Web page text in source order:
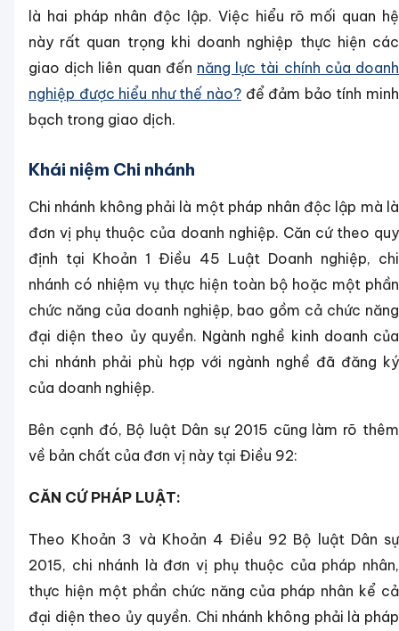
là hai pháp nhân độc lập. Việc hiểu rõ mối quan hệ
này rất quan trọng khi doanh nghiệp thực hiện các
giao dịch liên quan đến năng lực tài chính của doanh
nghiệp được hiểu như thế nào? để đảm bảo tính minh
bạch trong giao dịch.
Khái niệm Chi nhánh
Chi nhánh không phải là một pháp nhân độc lập mà là
đơn vị phụ thuộc của doanh nghiệp. Căn cứ theo quy
định tại Khoản 1 Điều 45 Luật Doanh nghiệp, chi
nhánh có nhiệm vụ thực hiện toàn bộ hoặc một phần
chức năng của doanh nghiệp, bao gồm cả chức năng
đại diện theo ủy quyền. Ngành nghề kinh doanh của
chi nhánh phải phù hợp với ngành nghề đã đăng ký
của doanh nghiệp.
Bên cạnh đó, Bộ luật Dân sự 2015 cũng làm rõ thêm
về bản chất của đơn vị này tại Điều 92:
CĂN CỨ PHÁP LUẬT:
Theo Khoản 3 và Khoản 4 Điều 92 Bộ luật Dân sự
2015, chi nhánh là đơn vị phụ thuộc của pháp nhân,
thực hiện một phần chức năng của pháp nhân kể cả
đại diện theo ủy quyền. Chi nhánh không phải là pháp